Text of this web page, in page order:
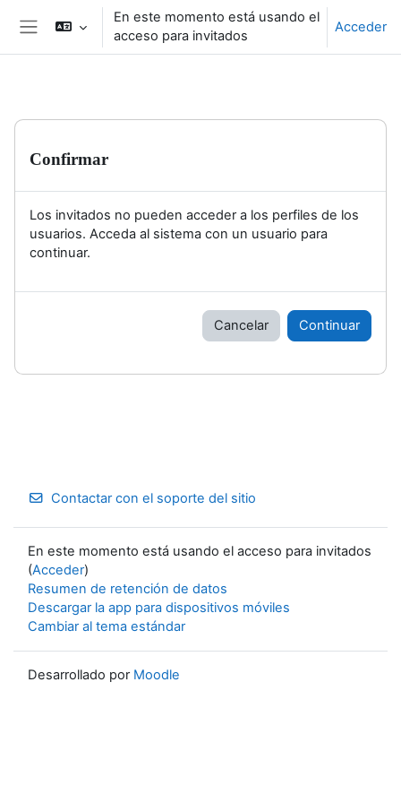
Salta al contenido principal
Panel lateral
En este momento está usando el
acceso para invitados
Acceder
Confirmar
Los invitados no pueden acceder a los perfiles de los
usuarios. Acceda al sistema con un usuario para
continuar.
Cancelar Continuar
Contactar con el soporte del sitio
En este momento está usando el acceso para invitados
(Acceder)
Resumen de retención de datos
Descargar la app para dispositivos móviles
Cambiar al tema estándar
Desarrollado por Moodle